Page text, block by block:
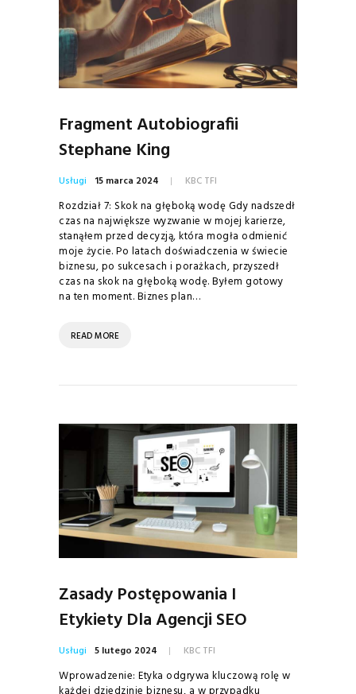
Fragment Autobiografii
Stephane King
Usługi 15 marca 2024 KBC TFI
Rozdział 7: Skok na głęboką wodę Gdy nadszedł
czas na największe wyzwanie w mojej karierze,
stanąłem przed decyzją, która mogła odmienić
moje życie. Po latach doświadczenia w świecie
biznesu, po sukcesach i porażkach, przyszedł
czas na skok na głęboką wodę. Byłem gotowy
na ten moment. Biznes plan…
READ MORE
Zasady Postępowania I
Etykiety Dla Agencji SEO
Usługi 5 lutego 2024 KBC TFI
Wprowadzenie: Etyka odgrywa kluczową rolę w